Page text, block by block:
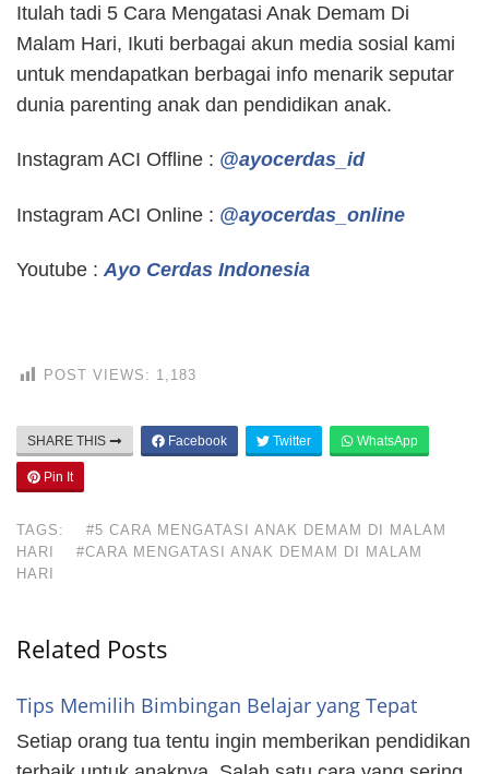
Itulah tadi 5 Cara Mengatasi Anak Demam Di
Malam Hari, Ikuti berbagai akun media sosial kami
untuk mendapatkan berbagai info menarik seputar
dunia parenting anak dan pendidikan anak.
Instagram ACI Offline : @ayocerdas_id
Instagram ACI Online : @ayocerdas_online
Youtube :Ayo Cerdas Indonesia
POST VIEWS: 1,183
SHARE THIS Facebook Twitter WhatsApp
Pin It
TAGS:
#5 CARA MENGATASI ANAK DEMAM DI MALAM
HARI
#CARA MENGATASI ANAK DEMAM DI MALAM
HARI
Related Posts
Tips Memilih Bimbingan Belajar yang Tepat
Setiap orang tua tentu ingin memberikan pendidikan